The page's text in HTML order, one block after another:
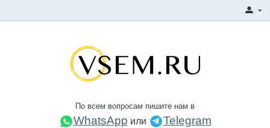
По всем вопросам пишите нам в
WhatsApp или Telegram